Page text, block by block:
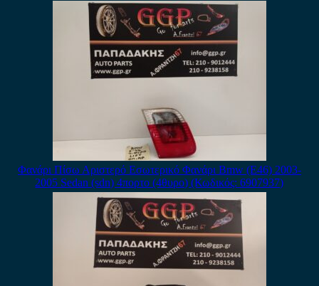
Φανάρι Πίσω Αριστερό Εσωτερικό Φανάρι Bmw (E46) 2003-
2005 Sedan (sdn) 4πορτο (4θυρο) (Κωδικός: 6907937)